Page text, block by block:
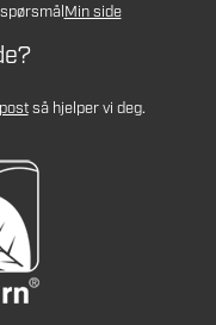
Min side
så hjelper vi deg.